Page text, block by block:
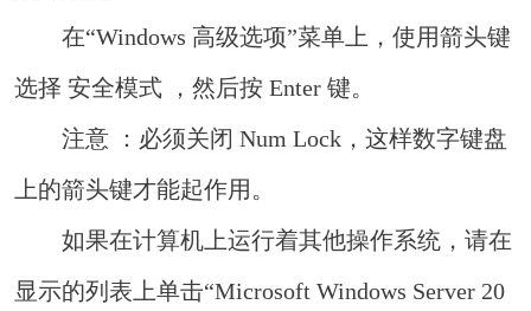
在“Windows 高级选项”菜单上，使用箭头键
选择 安全模式 ，然后按 Enter 键。
注意 ：必须关闭 Num Lock，这样数字键盘
上的箭头键才能起作用。
如果在计算机上运行着其他操作系统，请在
显示的列表上单击“Microsoft Windows Server 20